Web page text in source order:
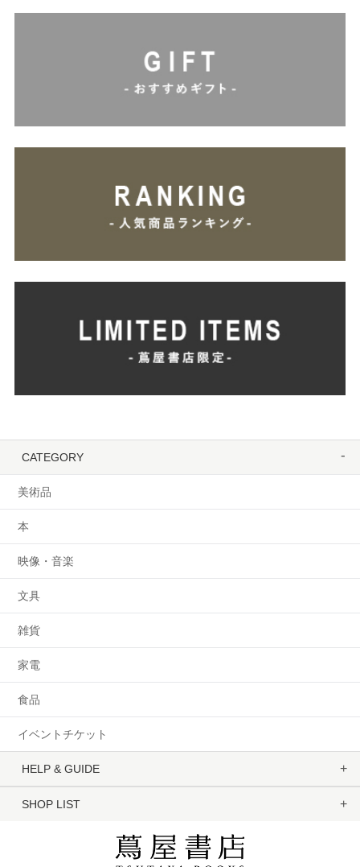
CATEGORY
美術品
本
映像・音楽
文具
雑貨
家電
食品
イベントチケット
HELP & GUIDE
SHOP LIST